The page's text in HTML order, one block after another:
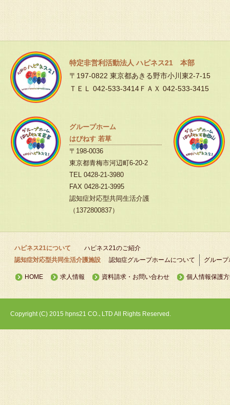
特定非営利活動法人 ハピネス21 本部
〒197-0822 東京都あきる野市小川東2-7-15
ＴＥＬ 042-533-3414ＦＡＸ 042-533-3415
グループホーム
はぴねす 若草
〒198-0036
東京都青梅市河辺町6-20-2
TEL 0428-21-3980
FAX 0428-21-3995
認知症対応型共同生活介護
（1372800837）
ハピネス21について
ハピネス21のご紹介
認知症対応型共同生活介護施設
認知症グループホームについて グルー
HOME 求人情報 資料請求・お問い合わせ 個人情報保護
Copyright (C) 2015 hpns21 CO.､LTD All Rights Reserved.